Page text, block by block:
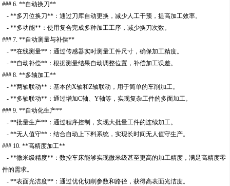
### 6. **自动换刀**
- **多刀位换刀**：通过刀库自动更换，减少人工干预，提高加工效率。
- **多功能**：使用复合完成多种加工工序，减少换刀次数。
### 7. **自动测量与补偿**
- **在线测量**：通过传感器实时测量工件尺寸，确保加工精度。
- **自动补偿**：根据测量结果自动调整位置，补偿加工误差。
### 8. **多轴加工**
- **两轴联动**：基本的X轴和Z轴联动，用于简单的车削加工。
- **多轴联动**：通过增加C轴、Y轴等，实现复杂工件的多面加工。
### 9. **自动化生产**
- **批量生产**：通过程序控制，实现大批量工件的连续加工。
- **无人值守**：结合自动上下料系统，实现长时间无人值守生产。
### 10. **高精度加工**
- **微米级精度**：数控车床能够实现微米级甚至更高的加工精度，满足高精度零
件的需求。
- **表面光洁度**：通过优化切削参数和路径，获得高表面光洁度。